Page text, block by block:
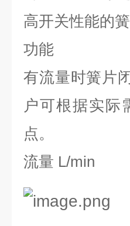
高开关性能的
功能
有流量时簧片
户可根据实际
点。
流量 L/min